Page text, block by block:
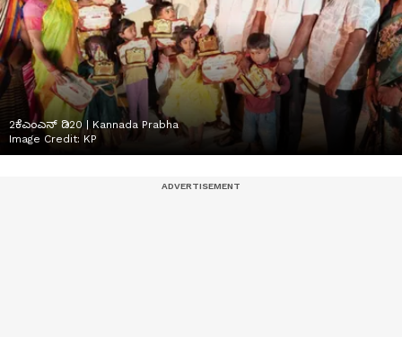
2ಕೆಎಂಎನ್ ಡಿ20 | Kannada Prabha
Image Credit: KP